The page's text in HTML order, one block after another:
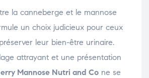
la canneberge et le mannose
un choix judicieux pour ceux
leur bien-être urinaire.
attrayant et une présentation
Mannose Nutri and Co ne se